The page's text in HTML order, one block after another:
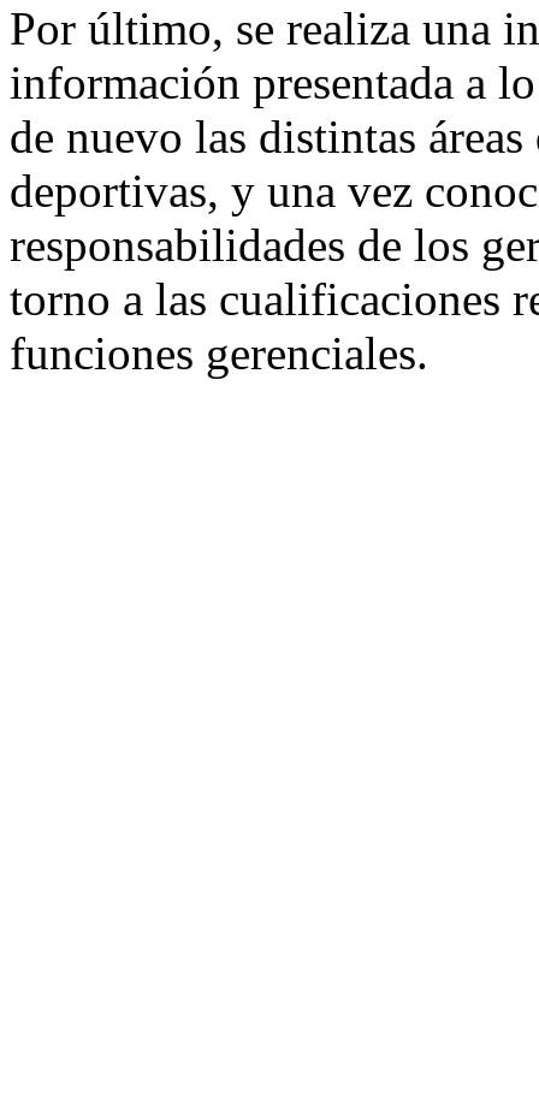
Por último, se realiza una
información presentada a
de nuevo las distintas
deportivas, y una vez
responsabilidades de los
torno a las cualificaciones
funciones gerenciales.